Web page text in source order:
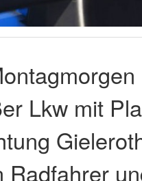
Lkw mit
Radfahrer